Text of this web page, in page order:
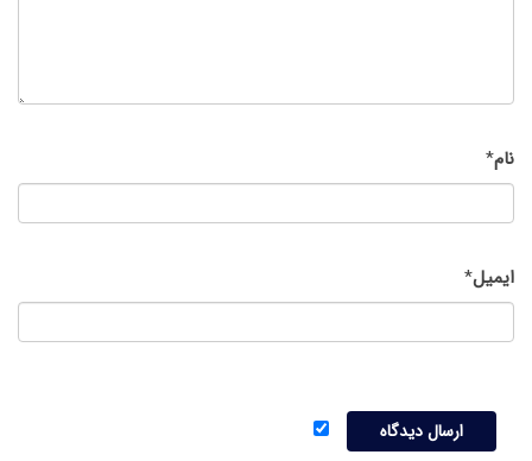
نام*
ایمیل*